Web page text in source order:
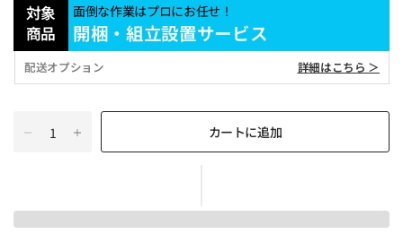
対象
商品
面倒な作業はプロにお任せ！
開梱・組立設置サービス
配送オプション 詳細はこちら ＞
カートに追加